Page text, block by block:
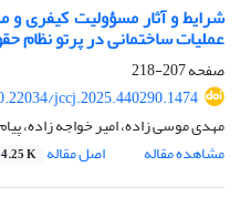
شرایط و آثار مسؤولیت کیفری
عملیات ساختمانی در پرتو نظام
صفحه207-218
jccj.2025.440290.1474
مهدی موسی زاده، امیر خواجه زاده،
مشاهده مقاله
اصل مقاله K